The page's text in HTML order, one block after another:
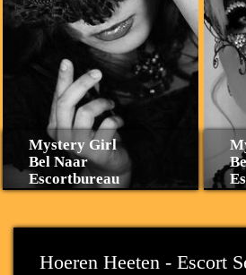
Mystery Girl
Bel Naar
Escortbureau
Hoeren Heeten - Escort